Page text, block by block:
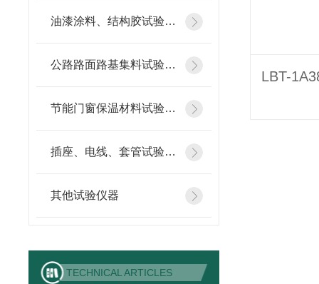
油漆涂料、结构胶试验仪器
公路路面路基集料试验仪器
节能门窗保温材料试验仪器
插座、电线、套管试验仪器
其他试验仪器
TECHNICAL ARTICLES